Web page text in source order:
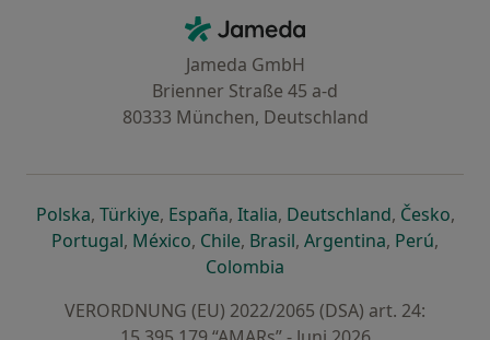
Jameda - Startseite
Jameda GmbH
Brienner Straße 45 a-d
80333 München, Deutschland
Polskaöffnet in einer neuen Registerkarte
, Türkiyeöffnet in einer neuen Registerkarte
, Españaöffnet in einer neuen
, Italiaöffnet in einer neuen
, Deutschlandöffnet in
, Česko,
Portugalöffnet in einer neuen Registerkarte
, Méxicoöffnet in einer neuen Registerkarte
, Chileöffnet in einer neuen
, Brasilöffnet in einer neuen
, Argentinaöffnet in
, Perúöffnet
,
Colombia
VERORDNUNG (EU) 2022/2065 (DSA) art. 24: